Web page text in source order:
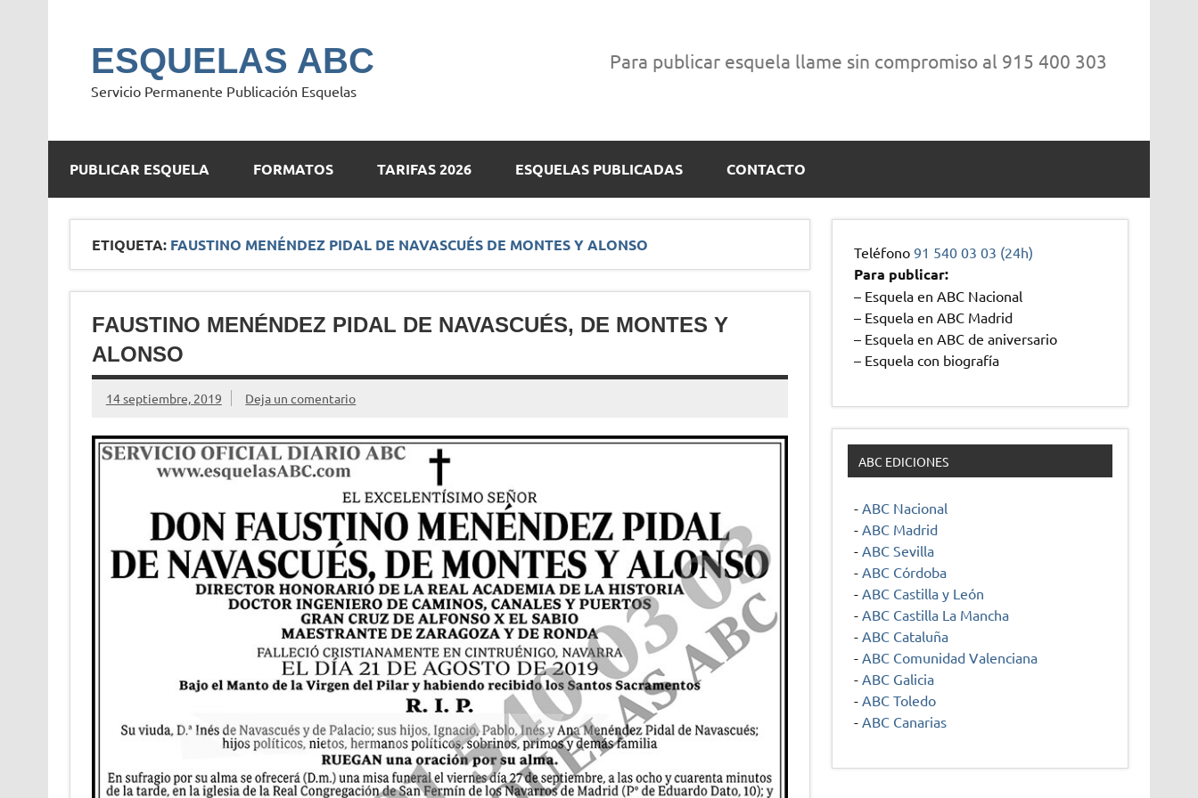
ESQUELAS ABC
Servicio Permanente Publicación Esquelas
Para publicar esquela llame sin compromiso al 915 400 303
PUBLICAR ESQUELA FORMATOS TARIFAS 2026 ESQUELAS PUBLICADAS CONTACTO
ETIQUETA: FAUSTINO MENÉNDEZ PIDAL DE NAVASCUÉS DE MONTES Y ALONSO
FAUSTINO MENÉNDEZ PIDAL DE NAVASCUÉS, DE MONTES Y
ALONSO
14 septiembre, 2019 Deja un comentario
Teléfono91 540 03 03 (24h)
Para publicar:
– Esquela en ABC Nacional
– Esquela en ABC Madrid
– Esquela en ABC de aniversario
– Esquela con biografía
ABC EDICIONES
- ABC Nacional
- ABC Madrid
- ABC Sevilla
- ABC Córdoba
- ABC Castilla y León
- ABC Castilla La Mancha
- ABC Cataluña
- ABC Comunidad Valenciana
- ABC Galicia
- ABC Toledo
- ABC Canarias